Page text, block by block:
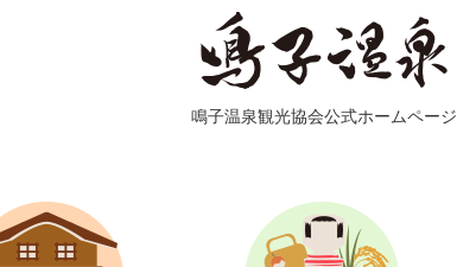
鳴子温泉観光協会公式ホームページ